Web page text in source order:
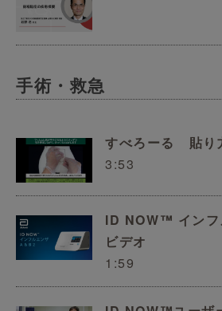
手術・救急
すべろーる 貼り
3:53
ID NOW™ イン
ビデオ
1:59